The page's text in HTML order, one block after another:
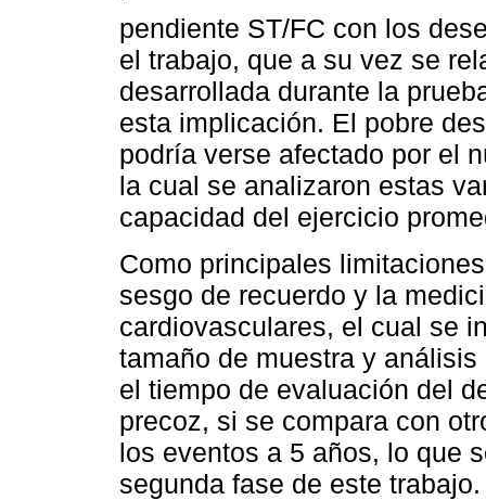
pendiente ST/FC con los
el trabajo, que a su vez se
desarrollada durante la
esta implicación. El pobre
podría verse afectado por el
la cual se analizaron estas
capacidad del ejercicio
Como principales
sesgo de recuerdo y la
cardiovasculares, el cual se
tamaño de muestra y
el tiempo de evaluación del
precoz, si se compara con
los eventos a 5 años, lo que
segunda fase de este trabajo.